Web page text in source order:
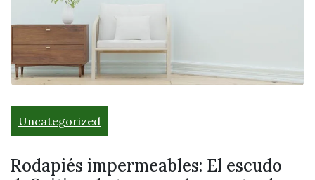
Uncategorized
Rodapiés impermeables: El escudo